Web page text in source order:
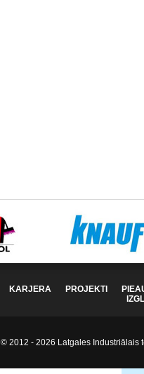
KARJERA PROJEKTI
© 2012 - 2026 Latgales Industriālais